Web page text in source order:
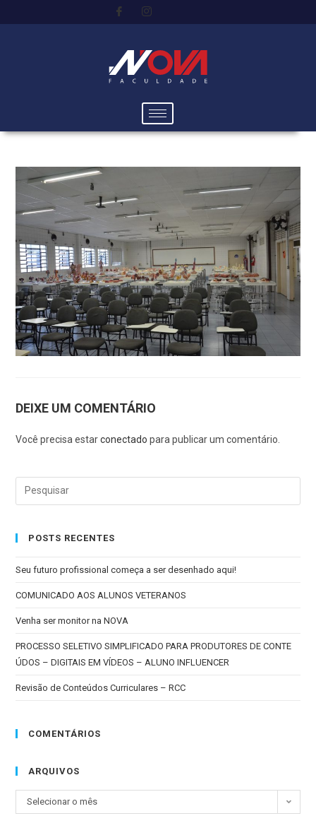
DEIXE UM COMENTÁRIO
Você precisa estarconectado para publicar um comentário.
POSTS RECENTES
Seu futuro profissional começa a ser desenhado aqui!
COMUNICADO AOS ALUNOS VETERANOS
Venha ser monitor na NOVA
PROCESSO SELETIVO SIMPLIFICADO PARA PRODUTORES DE CONTE
ÚDOS – DIGITAIS EM VÍDEOS – ALUNO INFLUENCER
Revisão de Conteúdos Curriculares – RCC
COMENTÁRIOS
ARQUIVOS
Selecionar o mês